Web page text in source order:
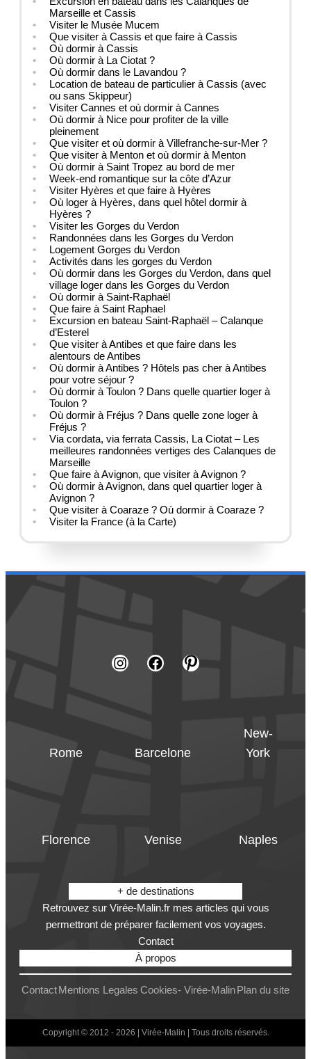
Marseille et Cassis
Visiter le Musée Mucem
Que visiter à Cassis et que faire à Cassis
Où dormir à Cassis
Où dormir à La Ciotat ?
Où dormir dans le Lavandou ?
Location de bateau de particulier à Cassis (avec
ou sans Skippeur)
Visiter Cannes et où dormir à Cannes
Où dormir à Nice pour profiter de la ville
pleinement
Que visiter et où dormir à Villefranche-sur-Mer ?
Que visiter à Menton et où dormir à Menton
Où dormir à Saint Tropez au bord de mer
Week-end romantique sur la côte d’Azur
Visiter Hyères et que faire à Hyères
Où loger à Hyères, dans quel hôtel dormir à
Hyères ?
Visiter les Gorges du Verdon
Randonnées dans les Gorges du Verdon
Logement Gorges du Verdon
Activités dans les gorges du Verdon
Où dormir dans les Gorges du Verdon, dans quel
village loger dans les Gorges du Verdon
Où dormir à Saint-Raphaël
Que faire à Saint Raphael
Excursion en bateau Saint-Raphaël – Calanque
d’Esterel
Que visiter à Antibes et que faire dans les
alentours de Antibes
Où dormir à Antibes ? Hôtels pas cher à Antibes
pour votre séjour ?
Où dormir à Toulon ? Dans quelle quartier loger à
Toulon ?
Où dormir à Fréjus ? Dans quelle zone loger à
Fréjus ?
Via cordata, via ferrata Cassis, La Ciotat – Les
meilleures randonnées vertiges des Calanques de
Marseille
Que faire à Avignon, que visiter à Avignon ?
Où dormir à Avignon, dans quel quartier loger à
Avignon ?
Que visiter à Coaraze ? Où dormir à Coaraze ?
Visiter la France (à la Carte)
Rome Barcelone
New-
York
Florence Venise Naples
+ de destinations
Retrouvez sur Virée-Malin.fr mes articles qui vous
permettront de préparer facilement vos voyages.
Contact
À propos
Contact Mentions Legales Cookies- Virée-MalinPlan du site
Copyright © 2012 - 2026 | Virée-Malin | Tous droits réservés.